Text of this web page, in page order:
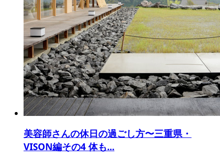
美容師さんの休日の過ごし方〜三重県・
VISON編その4 体も...